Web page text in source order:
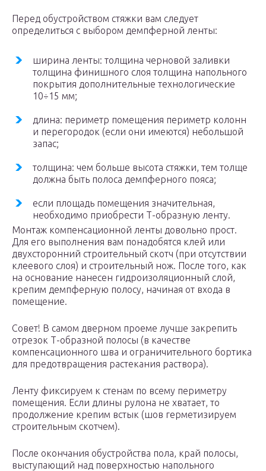
Перед обустройством стяжки вам следует
определиться с выбором демпферной ленты:
ширина ленты: толщина черновой заливки
толщина финишного слоя толщина напольного
покрытия дополнительные технологические
10÷15 мм;
длина: периметр помещения периметр колонн
и перегородок (если они имеются) небольшой
запас;
толщина: чем больше высота стяжки, тем толще
должна быть полоса демпферного пояса;
если площадь помещения значительная,
необходимо приобрести Т-образную ленту.
Монтаж компенсационной ленты довольно прост.
Для его выполнения вам понадобятся клей или
двухсторонний строительный скотч (при отсутствии
клеевого слоя) и строительный нож. После того, как
на основание нанесен гидроизоляционный слой,
крепим демпферную полосу, начиная от входа в
помещение.
Совет! В самом дверном проеме лучше закрепить
отрезок Т-образной полосы (в качестве
компенсационного шва и ограничительного бортика
для предотвращения растекания раствора).
Ленту фиксируем к стенам по всему периметру
помещения. Если длины рулона не хватает, то
продолжение крепим встык (шов герметизируем
строительным скотчем).
После окончания обустройства пола, край полосы,
выступающий над поверхностью напольного